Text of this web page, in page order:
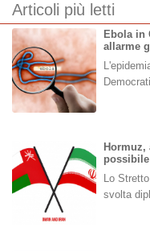
Articoli più letti
Ebola in
allarme
Lo
svolta